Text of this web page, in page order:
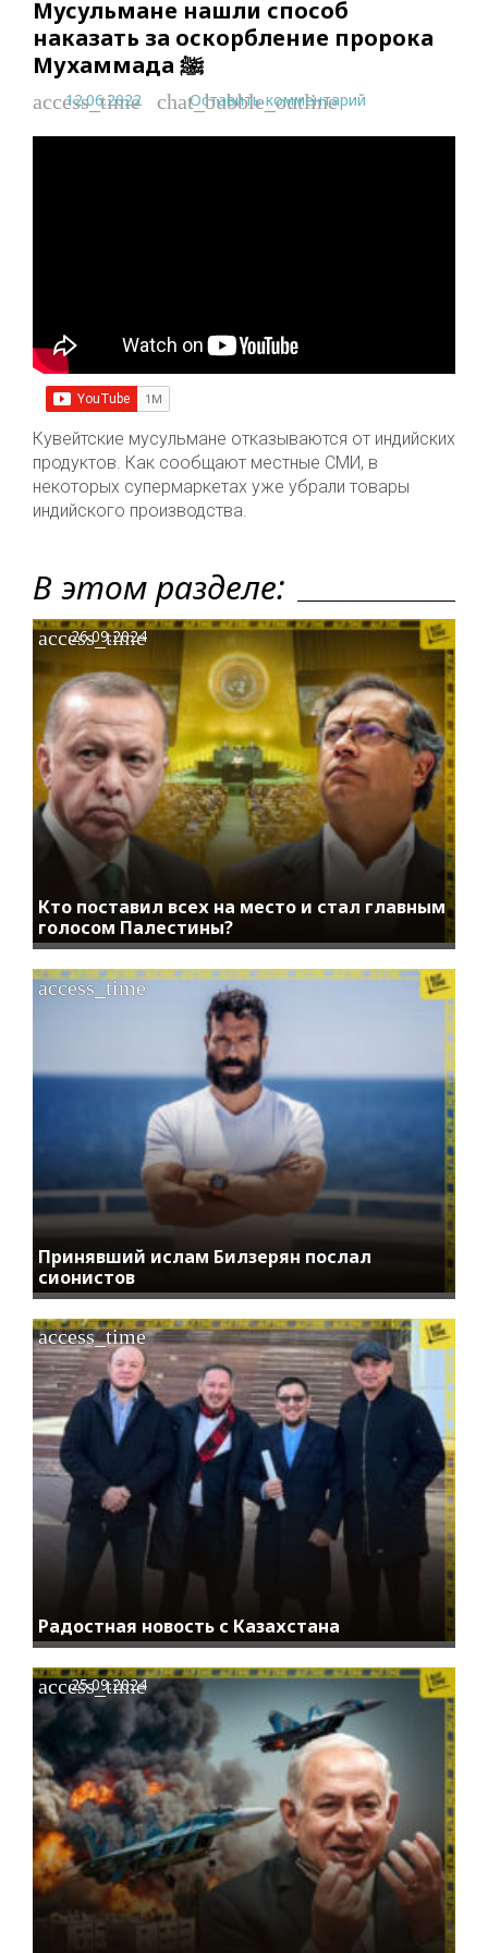
Мусульмане нашли способ
наказать за оскорбление пророка
Мухаммада ﷺ
access_time
12.06.2022 chat_bubble_outline
Оставить комментарий
Кувейтские мусульмане отказываются от индийских
продуктов. Как сообщают местные СМИ, в
некоторых супермаркетах уже убрали товары
индийского производства.
В этом разделе:
Кто поставил всех на место и стал главным
голосом Палестины?
access_time
26.09.2024
Принявший ислам Билзерян послал
сионистов
access_time
Радостная новость с Казахстана
access_time
access_time
25.09.2024